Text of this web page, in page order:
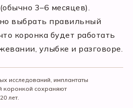
3–6 месяцев).
выбрать правильный
коронка будет работать
улыбке и разговоре.
исследований, имплантаты
коронкой сохраняют
лет.